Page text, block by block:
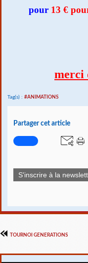
pour 13 €
merci
Tag(s) : #ANIMATIONS
Partager cet article
S'inscrire à la
TOURNOI GENERATIONS